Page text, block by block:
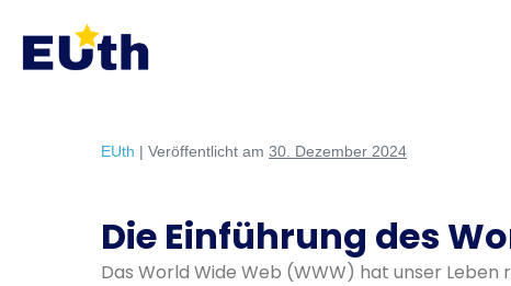
EUth | Veröffentlicht am 30. Dezember 2024
Die Einführung des
Das World Wide Web (WWW) hat unser